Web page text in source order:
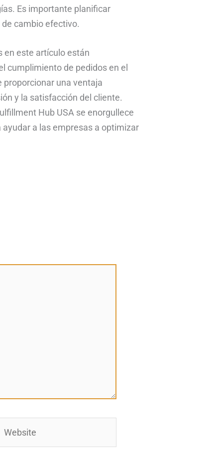
Es importante planificar
cambio efectivo.
en este artículo están
cumplimiento de pedidos en el
proporcionar una ventaja
y la satisfacción del cliente.
Hub USA se enorgullece
a las empresas a optimizar